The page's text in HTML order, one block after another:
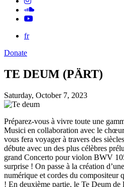
fr
Donate
TE DEUM (PÄRT)
Saturday, October 7, 2023
Préparez-vous à vivre toute une
Musici en collaboration avec le
vous fera voyager à travers des
débute avec un des plus célèbres
grand Concerto pour violon BWV
surprise ! On passe à la création
numérique et cordes du compositeur
! En deuxième partie, le Te Deum